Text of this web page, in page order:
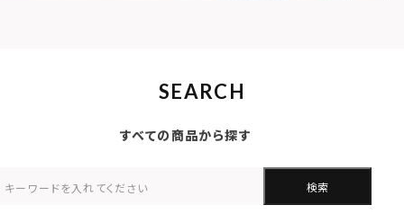
SEARCH
すべての商品から探す
検索